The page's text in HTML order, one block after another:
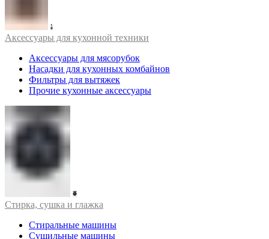
Аксессуары для кухонной техники
Аксессуары для мясорубок
Насадки для кухонных комбайнов
Фильтры для вытяжек
Прочие кухонные аксессуары
Стирка, сушка и глажка
Стиральные машины
Сушильные машины